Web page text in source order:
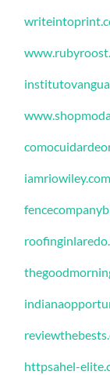
iamriowiley.com
httpsahel-